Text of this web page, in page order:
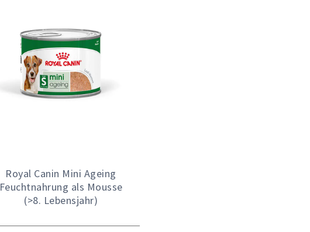
Royal Canin Mini Ageing
Feuchtnahrung als Mousse
(>8. Lebensjahr)